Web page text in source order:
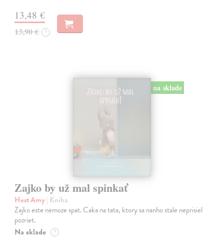
13,48 €
13,90 € ?
na sklade
Zajko by už mal spinkať
Hest Amy| Kniha
Zajko este nemoze spat. Caka na tata, ktory sa nanho stale neprisiel
pozriet.
Na sklade ?